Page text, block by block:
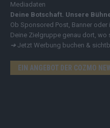
Mediadaten
Deine Botschaft. Unsere
Ob Sponsored Post, Banner
Deine Zielgruppe genau dort, wo
➔ Jetzt Werbung buchen &
EIN ANGEBOT DER COZMO